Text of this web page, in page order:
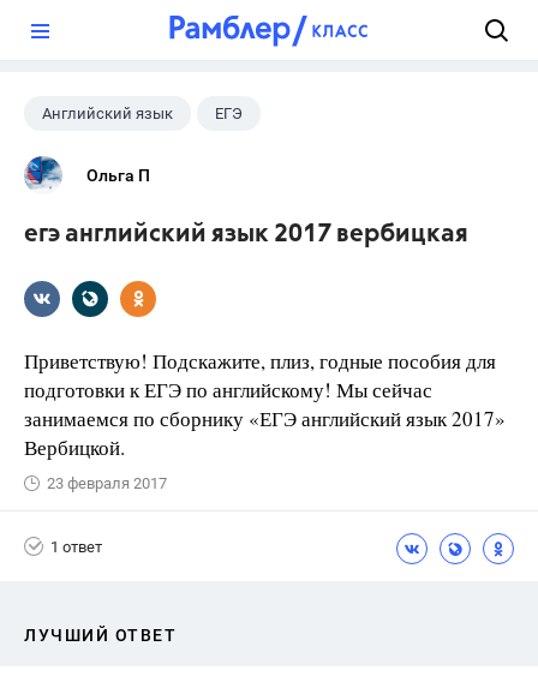
Английский язык ЕГЭ
Ольга П
егэ английский язык 2017 вербицкая
Приветствую! Подскажите, плиз, годные пособия для
подготовки к ЕГЭ по английскому! Мы сейчас
занимаемся по сборнику «ЕГЭ английский язык 2017»
Вербицкой.
23 февраля 2017
1 ответ
ЛУЧШИЙ ОТВЕТ